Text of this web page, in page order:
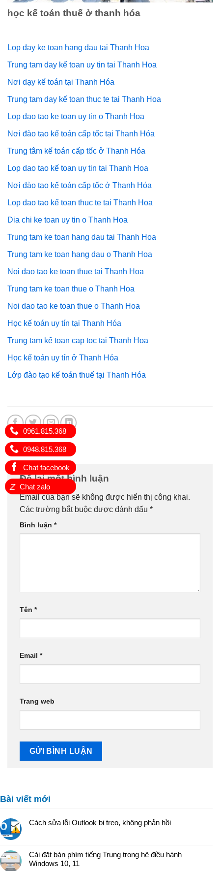
0961.815.368
0948.815.368
Chat facebook
Z Chat zalo
học kế toán thuế ở thanh hóa
Lop day ke toan hang dau tai Thanh Hoa
Trung tam day kế toan uy tin tai Thanh Hoa
Nơi dạy kế toán tại Thanh Hóa
Trung tam day kế toan thuc te tai Thanh Hoa
Lop dao tao ke toan uy tin o Thanh Hoa
Nơi đào tạo kế toán cấp tốc tại Thanh Hóa
Trung tâm kế toán cấp tốc ở Thanh Hóa
Lop dao tao kế toan uy tin tai Thanh Hoa
Nơi đào tạo kế toán cấp tốc ở Thanh Hóa
Lop dao tao kế toan thuc te tai Thanh Hoa
Dia chi ke toan uy tin o Thanh Hoa
Trung tam ke toan hang dau tai Thanh Hoa
Trung tam ke toan hang dau o Thanh Hoa
Noi dao tao ke toan thue tai Thanh Hoa
Trung tam ke toan thue o Thanh Hoa
Noi dao tao ke toan thue o Thanh Hoa
Học kế toán uy tín tại Thanh Hóa
Trung tam kế toan cap toc tai Thanh Hoa
Học kế toán uy tín ở Thanh Hóa
Lớp đào tạo kế toán thuế tại Thanh Hóa
Để lại một bình luận
Email của bạn sẽ không được hiển thị công khai.
Các trường bắt buộc được đánh dấu *
Bình luận *
Tên *
Email *
Trang web
Bài viết mới
Cách sửa lỗi Outlook bị treo, không phản hồi
Cài đặt bàn phím tiếng Trung trong hệ điều hành
Windows 10, 11